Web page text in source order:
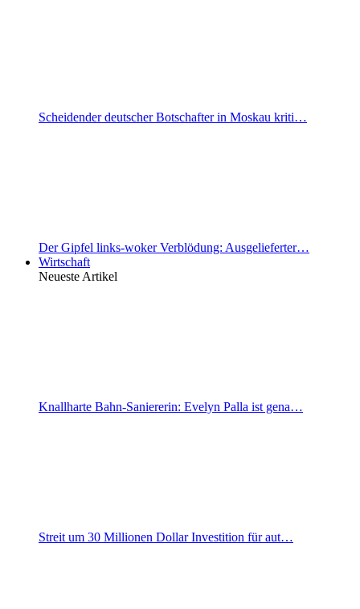
Scheidender deutscher Botschafter in Moskau kriti…
Der Gipfel links-woker Verblödung: Ausgelieferter…
Wirtschaft
Neueste Artikel
Knallharte Bahn-Saniererin: Evelyn Palla ist gena…
Streit um 30 Millionen Dollar Investition für aut…